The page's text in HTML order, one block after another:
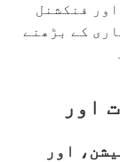
فنکشنل
کے بڑھنے
اور
اور